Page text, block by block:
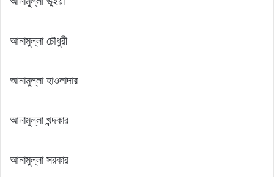
আনামুল্লা চৌধুরী
আনামুল্লা হাওলাদার
আনামুল্লা খন্দকার
আনামুল্লা সরকার